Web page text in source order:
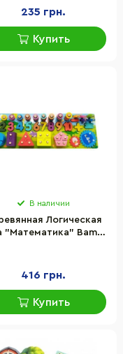
235 грн.
Купить
В наличии
Логическая
"Математика" Bambi
416 грн.
Купить